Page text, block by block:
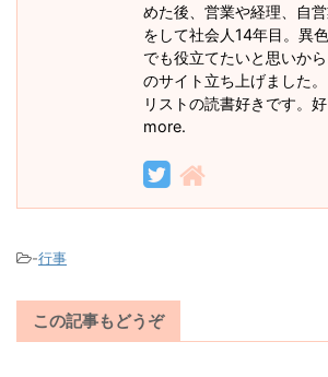
めた後、営業や経理、自
をして社会人14年目。異
でも役立てたいと思いか
のサイト立ち上げました
リストの読書好きです。
more.
-行事
この記事もどうぞ